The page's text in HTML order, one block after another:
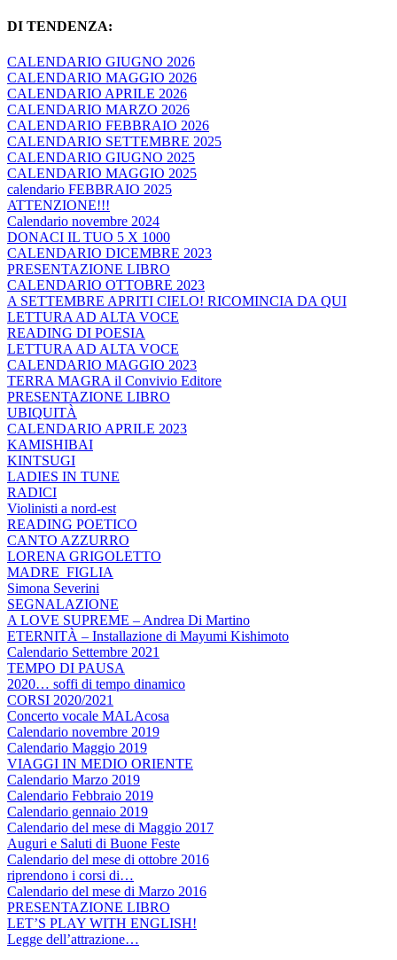
DI TENDENZA:
CALENDARIO GIUGNO 2026
CALENDARIO MAGGIO 2026
CALENDARIO APRILE 2026
CALENDARIO MARZO 2026
CALENDARIO FEBBRAIO 2026
CALENDARIO SETTEMBRE 2025
CALENDARIO GIUGNO 2025
CALENDARIO MAGGIO 2025
calendario FEBBRAIO 2025
ATTENZIONE!!!
Calendario novembre 2024
DONACI IL TUO 5 X 1000
CALENDARIO DICEMBRE 2023
PRESENTAZIONE LIBRO
CALENDARIO OTTOBRE 2023
A SETTEMBRE APRITI CIELO! RICOMINCIA DA QUI
LETTURA AD ALTA VOCE
READING DI POESIA
LETTURA AD ALTA VOCE
CALENDARIO MAGGIO 2023
TERRA MAGRA il Convivio Editore
PRESENTAZIONE LIBRO
UBIQUITÀ
CALENDARIO APRILE 2023
KAMISHIBAI
KINTSUGI
LADIES IN TUNE
RADICI
Violinisti a nord-est
READING POETICO
CANTO AZZURRO
LORENA GRIGOLETTO
MADRE_FIGLIA
Simona Severini
SEGNALAZIONE
A LOVE SUPREME – Andrea Di Martino
ETERNITÀ – Installazione di Mayumi Kishimoto
Calendario Settembre 2021
TEMPO DI PAUSA
2020… soffi di tempo dinamico
CORSI 2020/2021
Concerto vocale MALAcosa
Calendario novembre 2019
Calendario Maggio 2019
VIAGGI IN MEDIO ORIENTE
Calendario Marzo 2019
Calendario Febbraio 2019
Calendario gennaio 2019
Calendario del mese di Maggio 2017
Auguri e Saluti di Buone Feste
Calendario del mese di ottobre 2016
riprendono i corsi di…
Calendario del mese di Marzo 2016
PRESENTAZIONE LIBRO
LET’S PLAY WITH ENGLISH!
Legge dell’attrazione…